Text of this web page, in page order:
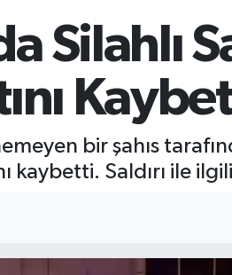
Silahlı
bir şahıs
kaybetti. Saldırı ile